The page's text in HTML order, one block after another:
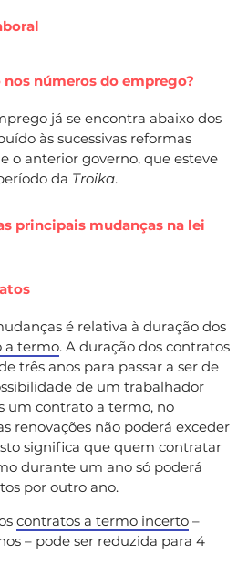
números do emprego?
já se encontra abaixo dos
às sucessivas reformas
o anterior governo, que esteve
da Troika.
principais mudanças na lei
é relativa à duração dos
a termo. A duração dos contratos
três anos para passar a ser de
de um trabalhador
um contrato a termo, no
renovações não poderá exceder
significa que quem contratar
durante um ano só poderá
por outro ano.
contratos a termo incerto –
– pode ser reduzida para 4